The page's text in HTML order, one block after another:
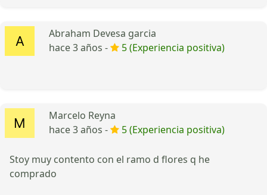
Abraham Devesa garcia
hace 3 años -
5 (Experiencia positiva)
Marcelo Reyna
hace 3 años -
5 (Experiencia positiva)
Stoy muy contento con el ramo d flores q he
comprado